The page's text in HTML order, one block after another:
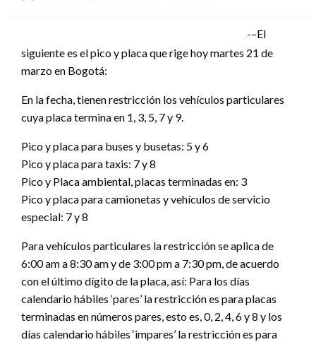
-–El
siguiente es el pico y placa que rige hoy martes 21 de
marzo en Bogotá:
En la fecha, tienen restricción los vehículos particulares
cuya placa termina en 1, 3, 5, 7 y 9.
Pico y placa para buses y busetas: 5 y 6
Pico y placa para taxis: 7 y 8
Pico y Placa ambiental, placas terminadas en: 3
Pico y placa para camionetas y vehículos de servicio
especial: 7 y 8
Para vehículos particulares la restricción se aplica de
6:00 am a 8:30 am y de 3:00 pm a 7:30 pm, de acuerdo
con el último dígito de la placa, así: Para los días
calendario hábiles ‘pares’ la restricción es para placas
terminadas en números pares, esto es, 0, 2, 4, 6 y 8 y los
días calendario hábiles ‘impares’ la restricción es para